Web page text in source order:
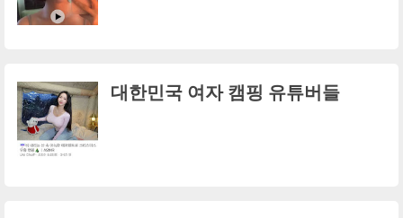
대한민국 여자 캠핑 유튜버들